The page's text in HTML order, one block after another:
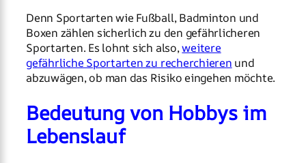
Denn Sportarten wie Fußball, Badminton und
Boxen zählen sicherlich zu den gefährlicheren
Sportarten. Es lohnt sich also,weitere
gefährliche Sportarten zu recherchieren und
abzuwägen, ob man das Risiko eingehen möchte.
Bedeutung von Hobbys im
Lebenslauf